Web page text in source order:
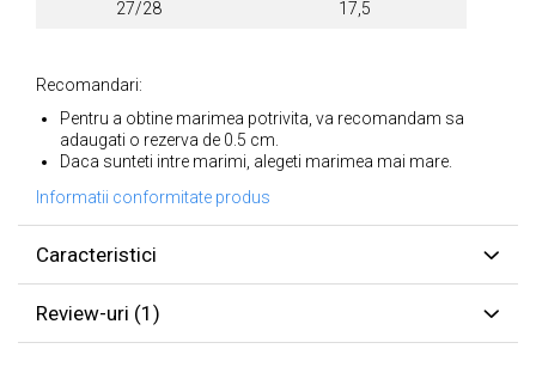
27/28 17,5
Recomandari:
Pentru a obtine marimea potrivita, va recomandam sa
adaugati o rezerva de 0.5 cm.
Daca sunteti intre marimi, alegeti marimea mai mare.
Informatii conformitate produs
Caracteristici
Review-uri (1)